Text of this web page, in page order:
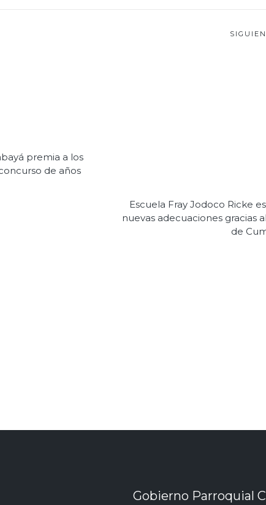
premia a los
de años
Escuela Fray Jodoco Ricke
nuevas adecuaciones gracias
de
Gobierno Parroquial